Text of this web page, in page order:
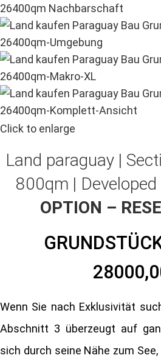
Click to enlarge
Land paraguay |
800qm | Developed
OPTION –
Wenn Sie nach Exklusivität
Abschnitt 3 überzeugt auf
sich durch seine Nähe zum